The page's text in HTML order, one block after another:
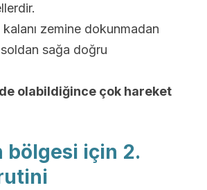
zemine dokunmadan
sağa doğru
olabildiğince çok hareket
bölgesi için 2.